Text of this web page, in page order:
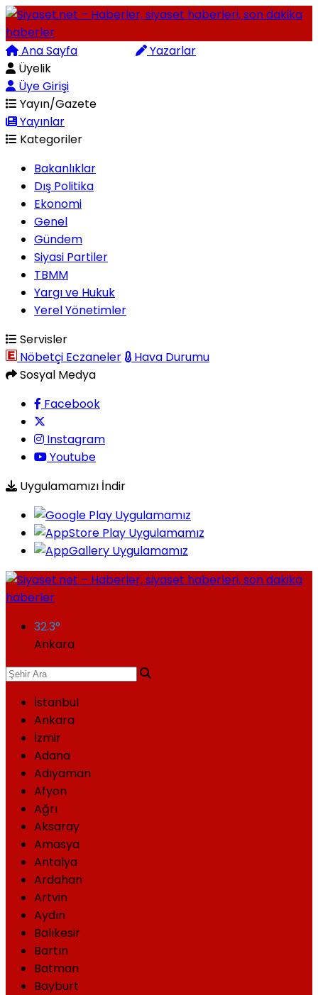
Ana Sayfa
Yazarlar
Üyelik
Üye Girişi
Yayın/Gazete
Yayınlar
Kategoriler
Bakanlıklar
Dış Politika
Ekonomi
Genel
Gündem
Siyasi Partiler
TBMM
Yargı ve Hukuk
Yerel Yönetimler
Servisler
Nöbetçi Eczaneler
Hava Durumu
Sosyal Medya
Facebook
Instagram
Youtube
Uygulamamızı İndir
32.3°
Ankara
İstanbul
Ankara
İzmir
Adana
Adıyaman
Afyon
Ağrı
Aksaray
Amasya
Antalya
Ardahan
Artvin
Aydın
Balıkesir
Bartın
Batman
Bayburt